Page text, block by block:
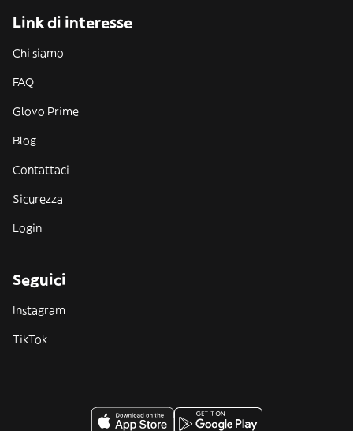
Link di interesse
Chi siamo
FAQ
Glovo Prime
Blog
Contattaci
Sicurezza
Login
Seguici
Instagram
TikTok